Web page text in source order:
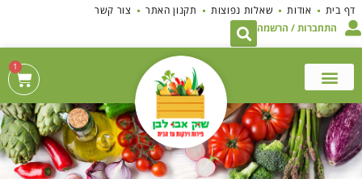
לתוכן
דף בית אודות שאלות נפוצות תקנון האתר
צור קשר
התחברות / הרשמה
1